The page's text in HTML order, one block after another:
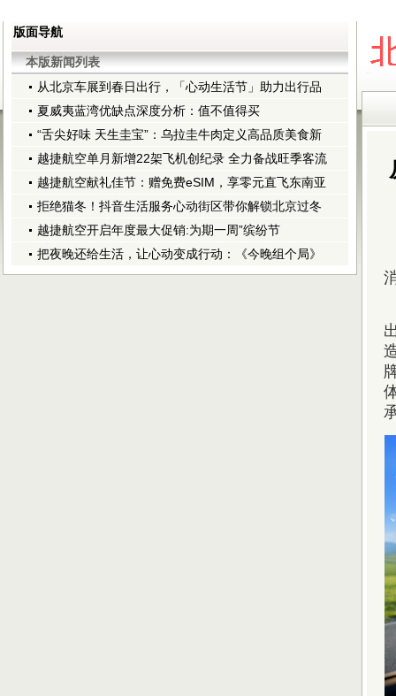
版面导航
本版新闻列表
从北京车展到春日出行，「心动生活节」助力出行品
夏威夷蓝湾优缺点深度分析：值不值得买
“舌尖好味 天生圭宝”：乌拉圭牛肉定义高品质美食新
越捷航空单月新增22架飞机创纪录 全力备战旺季客流
越捷航空献礼佳节：赠免费eSIM，享零元直飞东南亚
拒绝猫冬！抖音生活服务心动街区带你解锁北京过冬
越捷航空开启年度最大促销:为期一周”缤纷节
把夜晚还给生活，让心动变成行动：《今晚组个局》